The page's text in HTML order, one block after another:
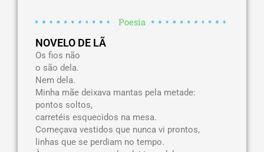
Poesia
NOVELO DE LÃ
Os fios não
o são dela.
Nem dela.
Minha mãe deixava mantas pela metade:
pontos soltos,
carretéis esquecidos na mesa.
Começava vestidos que nunca vi prontos,
linhas que se perdiam no tempo.